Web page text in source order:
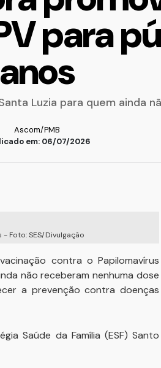
para
anos
Luzia para quem ainda
Ascom/PMB
em: 06/07/2026
Foto: SES/Divulgação
contra o Papilomavírus
não receberam nenhuma dose
a prevenção contra doenças
Saúde da Família (ESF) Santo